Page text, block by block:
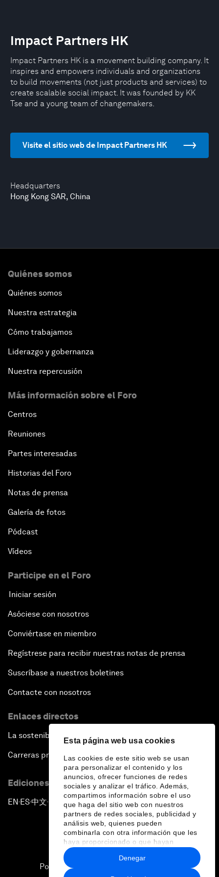
Esta página web usa cookies
Las cookies de este sitio web se usan
para personalizar el contenido y los
anuncios, ofrecer funciones de redes
sociales y analizar el tráfico. Además,
compartimos información sobre el uso
que haga del sitio web con nuestros
partners de redes sociales, publicidad y
análisis web, quienes pueden
combinarla con otra información que les
haya proporcionado o que hayan
recopilado a partir del uso que haya
hecho de sus servicios.
Denegar
Headquarters
Hong Kong SAR, China
Impact Partners HK
Impact Partners HK is a movement building company. It
inspires and empowers individuals and organizations
to build movements (not just products and services) to
create scalable social impact. It was founded by KK
Tse and a young team of changemakers.
Visite el sitio web de Impact Partners HK
Quiénes somos
Quiénes somos
Nuestra estrategia
Cómo trabajamos
Liderazgo y gobernanza
Nuestra repercusión
Más información sobre el Foro
Centros
Reuniones
Partes interesadas
Historias del Foro
Notas de prensa
Galería de fotos
Pódcast
Vídeos
Participe en el Foro
Iniciar sesión
Asóciese con nosotros
Conviértase en miembro
Regístrese para recibir nuestras notas de prensa
Suscríbase a nuestros boletines
Contacte con nosotros
Enlaces directos
La sostenibilidad en el Foro
Carreras profesionales
Ediciones en otros idiomas
EN ▪ES▪中文▪ 日本語
Política de privacidad y normas de uso